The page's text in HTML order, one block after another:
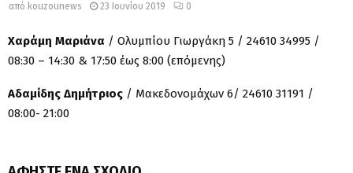
από kouzounews 23 Ιουνίου 2019 0
Χαράμη Μαριάνα / Ολυμπίου Γιωργάκη 5 / 24610 34995 /
08:30 – 14:30 & 17:50 έως 8:00 (επόμενης)
Αδαμίδης Δημήτριος / Μακεδονομάχων 6/ 24610 31191 /
08:00- 21:00